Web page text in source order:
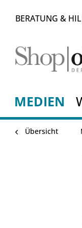
BERATUNG &
MEDIEN
Übersicht